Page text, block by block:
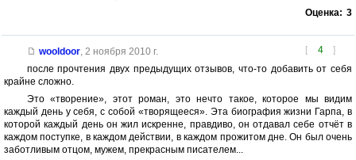
Оценка: 3
[ 4 ]
wooldoor, 2 ноября 2010 г.
после прочтения двух предыдущих отзывов, что-то добавить от себя
крайне сложно.
Это «творение», этот роман, это нечто такое, которое мы видим
каждый день у себя, с собой «творящееся». Эта биография жизни Гарпа, в
которой каждый день он жил искренне, правдиво, он отдавал себе отчёт в
каждом поступке, в каждом действии, в каждом прожитом дне. Он был очень
заботливым отцом, мужем, прекрасным писателем...